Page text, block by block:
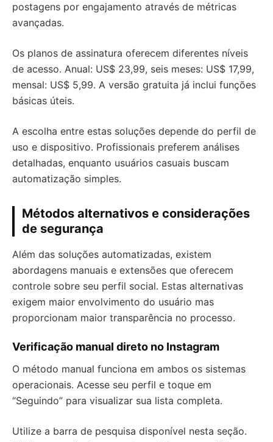
postagens por engajamento através de métricas
avançadas.
Os planos de assinatura oferecem diferentes níveis
de acesso. Anual: US$ 23,99, seis meses: US$ 17,99,
mensal: US$ 5,99. A versão gratuita já inclui funções
básicas úteis.
A escolha entre estas soluções depende do perfil de
uso e dispositivo. Profissionais preferem análises
detalhadas, enquanto usuários casuais buscam
automatização simples.
Métodos alternativos e considerações
de segurança
Além das soluções automatizadas, existem
abordagens manuais e extensões que oferecem
controle sobre seu perfil social. Estas alternativas
exigem maior envolvimento do usuário mas
proporcionam maior transparência no processo.
Verificação manual direto no Instagram
O método manual funciona em ambos os sistemas
operacionais. Acesse seu perfil e toque em
“Seguindo” para visualizar sua lista completa.
Utilize a barra de pesquisa disponível nesta seção.